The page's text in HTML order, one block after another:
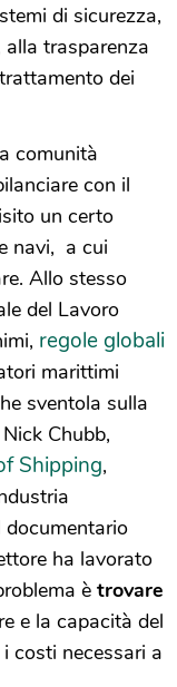
di sicurezza,
alla trasparenza
dei
comunità
con il
un certo
navi, a cui
Allo stesso
del Lavoro
regole globali
marittimi
sventola sulla
Chubb,
Shipping,
documentario
ha lavorato
è trovare
e la capacità del
costi necessari a